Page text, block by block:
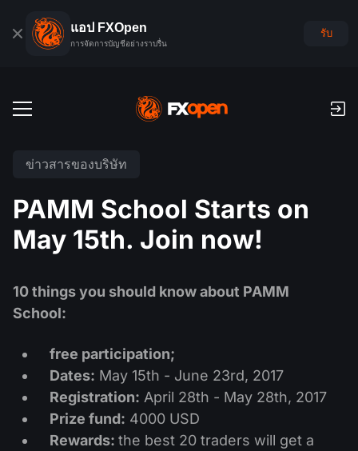
แอป FXOpen
การจัดการบัญชีอย่างราบรื่น
รับ
บัญชีฟอเร็กซ์เดโม
ค่าคอมมิชชั่นและสว๊อป
การชำระเงิน
การจัดอันดับบัญชี PAMM
PAMM คืออะไร?
PAMM ECN
Masters และ Followers
เครื่องมือของเทรดเดอร์
โปรโมชั่น
การแข่งขันฟอเร็กซ์
ฟอเร็กซ์
สินค้าโภคภัณฑ์
สกุลเงินดิจิตอล
แพลตฟอร์มเทรด
การเปรียบเทียบ
iOS FXOpen App
Android FXOpen App
VPS
FIX API
ปฏิทินเศรษฐกิจ
ปฏิทินเงินปันผล
ฟอรั่มฟอเร็กซ์
ศูนย์ช่วยเหลือ
ทำไมเรา?
ประวัติศาสตร์
ข่าวสารของบริษัท
PAMM School Starts on
May 15th. Join now!
10 things you should know about PAMM
School:
free participation;
Dates: May 15th - June 23rd, 2017
Registration: April 28th - May 28th, 2017
Prize fund: 4000 USD
Rewards: the best 20 traders will get a